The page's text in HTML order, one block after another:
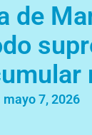
de
mayo 7, 2026